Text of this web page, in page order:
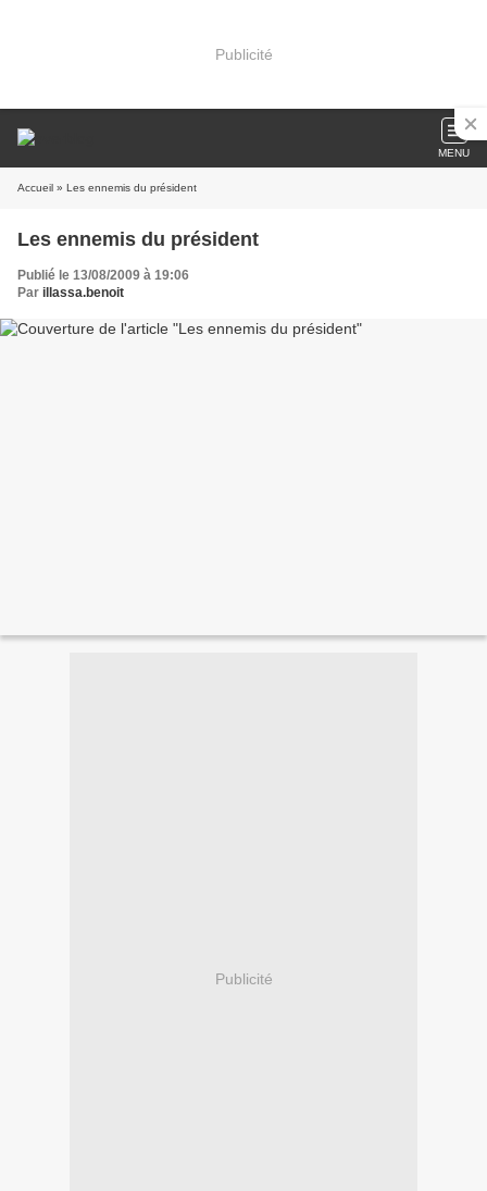
Publicité
MENU
Accueil » Les ennemis du président
Les ennemis du président
Publié le 13/08/2009 à 19:06
Par illassa.benoit
Publicité